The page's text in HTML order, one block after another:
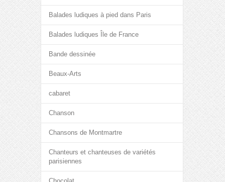
Balades ludiques à pied dans Paris
Balades ludiques Île de France
Bande dessinée
Beaux-Arts
cabaret
Chanson
Chansons de Montmartre
Chanteurs et chanteuses de variétés
parisiennes